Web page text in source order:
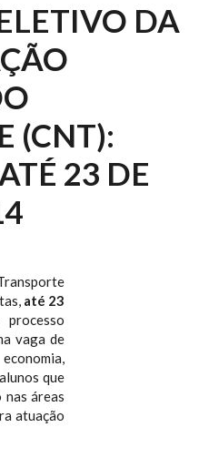
DA
(CNT):
23 DE
até 23
vaga de
que
nas áreas
atuação